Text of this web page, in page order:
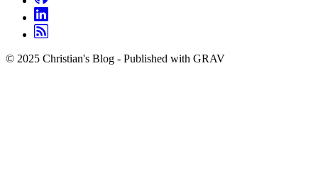
© 2025 Christian's Blog - Published with GRAV